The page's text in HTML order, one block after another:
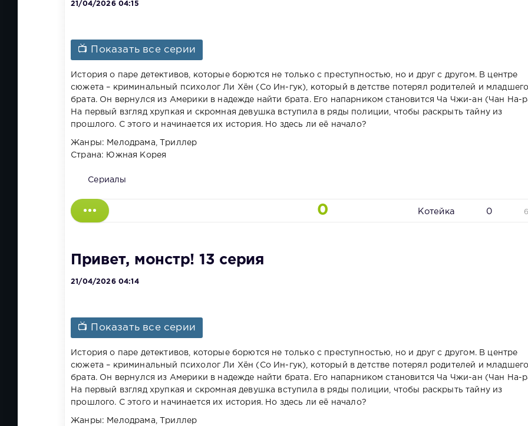
21/04/2026 04:15
📺 Показать все серии
История о паре детективов, которые борются не только с преступностью, но и друг с другом. В центре
сюжета – криминальный психолог Ли Хён (Со Ин-гук), который в детстве потерял родителей и
брата. Он вернулся из Америки в надежде найти брата. Его напарником становится Ча Чжи-ан (Чан На-
На первый взгляд хрупкая и скромная девушка вступила в ряды полиции, чтобы раскрыть тайну из
прошлого. С этого и начинается их история. Но здесь ли её начало?
Жанры: Мелодрама, Триллер
Страна: Южная Корея
Сериалы
0 Котейка 0
Привет, монстр! 13 серия
21/04/2026 04:14
📺 Показать все серии
История о паре детективов, которые борются не только с преступностью, но и друг с другом. В центре
сюжета – криминальный психолог Ли Хён (Со Ин-гук), который в детстве потерял родителей и
брата. Он вернулся из Америки в надежде найти брата. Его напарником становится Ча Чжи-ан (Чан На-
На первый взгляд хрупкая и скромная девушка вступила в ряды полиции, чтобы раскрыть тайну из
прошлого. С этого и начинается их история. Но здесь ли её начало?
Жанры: Мелодрама, Триллер